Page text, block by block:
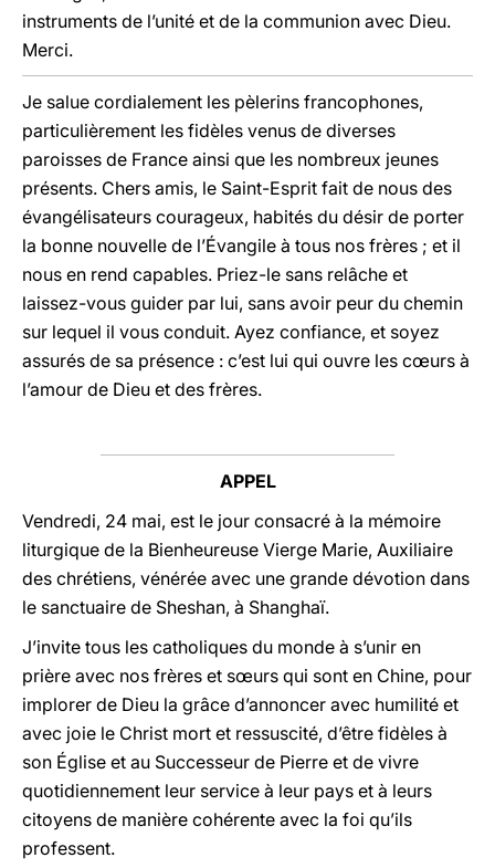
instruments de l’unité et de la communion avec Dieu.
Merci.
Je salue cordialement les pèlerins francophones,
particulièrement les fidèles venus de diverses
paroisses de France ainsi que les nombreux jeunes
présents. Chers amis, le Saint-Esprit fait de nous des
évangélisateurs courageux, habités du désir de porter
la bonne nouvelle de l’Évangile à tous nos frères ; et il
nous en rend capables. Priez-le sans relâche et
laissez-vous guider par lui, sans avoir peur du chemin
sur lequel il vous conduit. Ayez confiance, et soyez
assurés de sa présence : c’est lui qui ouvre les cœurs à
l’amour de Dieu et des frères.
APPEL
Vendredi, 24 mai, est le jour consacré à la mémoire
liturgique de la Bienheureuse Vierge Marie, Auxiliaire
des chrétiens, vénérée avec une grande dévotion dans
le sanctuaire de Sheshan, à Shanghaï.
J’invite tous les catholiques du monde à s’unir en
prière avec nos frères et sœurs qui sont en Chine, pour
implorer de Dieu la grâce d’annoncer avec humilité et
avec joie le Christ mort et ressuscité, d’être fidèles à
son Église et au Successeur de Pierre et de vivre
quotidiennement leur service à leur pays et à leurs
citoyens de manière cohérente avec la foi qu’ils
professent.